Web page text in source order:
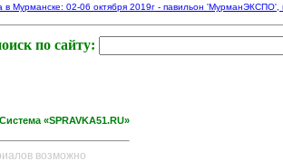
в Мурманске: 02-06 октября 2019г - павильон 'МурманЭКСПО',
по сайту:
«SPRAVKA51.RU»
возможно